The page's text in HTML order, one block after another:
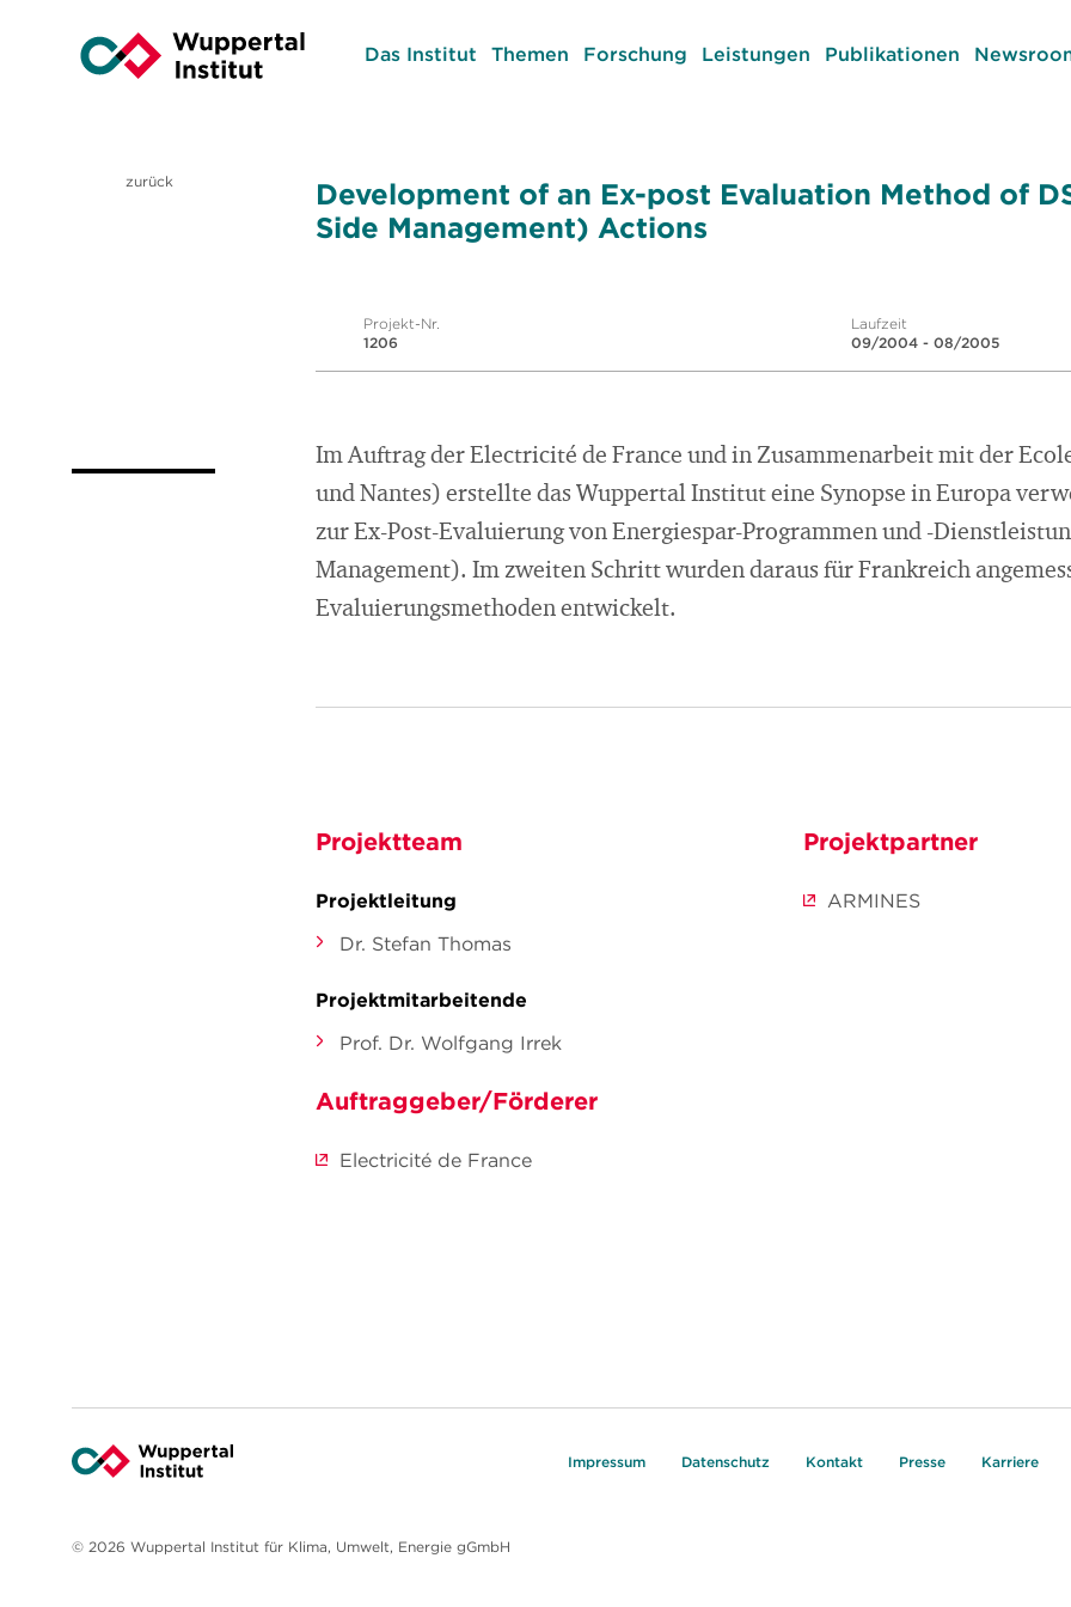
Das Institut Themen Forschung Leistungen Publikationen
zurück
Development of an Ex-post Evaluation Method of
Side Management) Actions
Projekt-Nr.
1206
Laufzeit
09/2004 - 08/2005
Im Auftrag der Electricité de France und in Zusammenarbeit mit der
und Nantes) erstellte das Wuppertal Institut eine Synopse in Europa
zur Ex-Post-Evaluierung von Energiespar-Programmen und -
Management). Im zweiten Schritt wurden daraus für Frankreich
Evaluierungsmethoden entwickelt.
Projektteam
Projektleitung
Dr. Stefan Thomas
Projektmitarbeitende
Prof. Dr. Wolfgang Irrek
Auftraggeber/Förderer
Electricité de France
Projektpartner
ARMINES
Impressum Datenschutz Kontakt Presse Karriere
© 2026 Wuppertal Institut für Klima, Umwelt, Energie gGmbH